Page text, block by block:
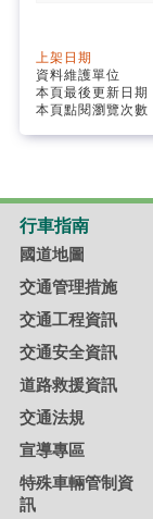
上架日期 ：
資料維護單位
本頁最後更
本頁點閱瀏覽次數
行車指南
國道地圖
交通管理措施
交通工程資訊
交通安全資訊
道路救援資訊
交通法規
宣導專區
特殊車輛管制資
訊